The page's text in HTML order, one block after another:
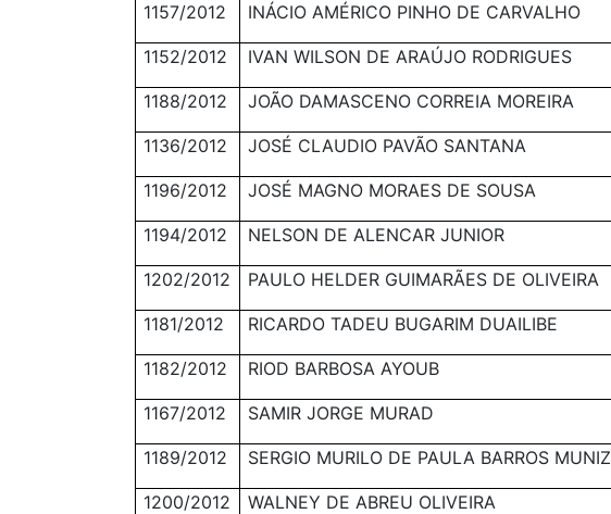
1157/2012 INÁCIO AMÉRICO PINHO DE CARVALHO
1152/2012 IVAN WILSON DE ARAÚJO RODRIGUES
1188/2012 JOÃO DAMASCENO CORREIA MOREIRA
1136/2012 JOSÉ CLAUDIO PAVÃO SANTANA
1196/2012 JOSÉ MAGNO MORAES DE SOUSA
1194/2012 NELSON DE ALENCAR JUNIOR
1202/2012 PAULO HELDER GUIMARÃES DE OLIVEIRA
1181/2012 RICARDO TADEU BUGARIM DUAILIBE
1182/2012 RIOD BARBOSA AYOUB
1167/2012 SAMIR JORGE MURAD
1189/2012 SERGIO MURILO DE PAULA BARROS MUNIZ
1200/2012 WALNEY DE ABREU OLIVEIRA